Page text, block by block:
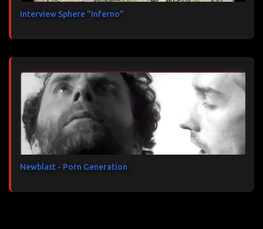
Interview Sphere "Inferno"
Newblast - Porn Generation